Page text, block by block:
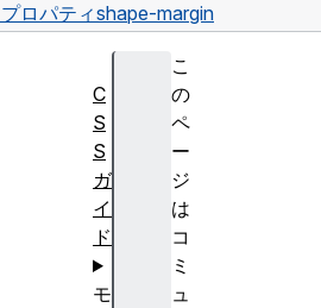
プロパティshape-margin
こ
の
ペ
ー
ジ
は
コ
ミ
ュ
C
S
S
ガ
イ
ド
モ